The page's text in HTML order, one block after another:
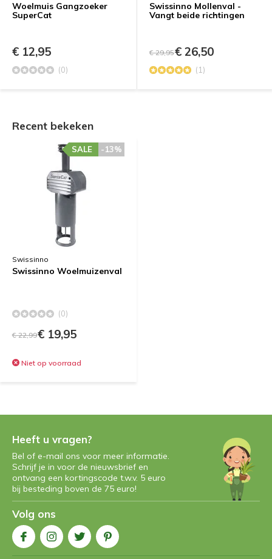
Woelmuis Gangzoeker
SuperCat
€ 12,95
(0)
Swissinno Mollenval -
Vangt beide richtingen
€ 29,95€ 26,50
(1)
Recent bekeken
Swissinno
Swissinno Woelmuizenval
-13%
SALE
(0)
€ 22,99€ 19,95
Niet op voorraad
Heeft u vragen?
Bel of e-mail ons voor meer informatie.
Schrijf je in voor de nieuwsbrief en
ontvang een kortingscode t.w.v. 5 euro
bij besteding boven de 75 euro!
Volg ons